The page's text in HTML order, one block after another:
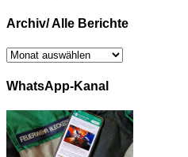
Archiv/ Alle Berichte
Archiv/
Berichte
WhatsApp-Kanal